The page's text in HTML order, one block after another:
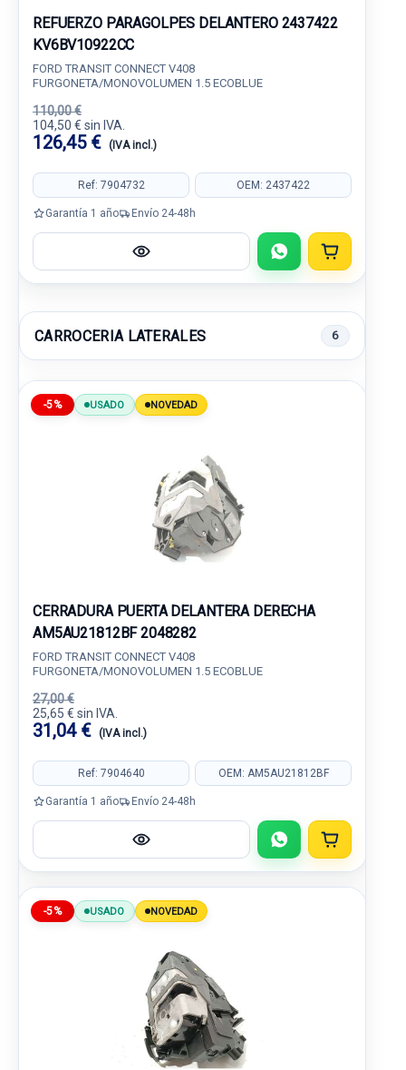
REFUERZO PARAGOLPES DELANTERO 2437422
KV6BV10922CC
FORD TRANSIT CONNECT V408
FURGONETA/MONOVOLUMEN 1.5 ECOBLUE
110,00 €
104,50 € sin IVA.
126,45 € (IVA incl.)
Ref: 7904732 OEM: 2437422
Garantía 1 año Envío 24-48h
CARROCERIA LATERALES 6
-5% USADO NOVEDAD
CERRADURA PUERTA DELANTERA DERECHA
AM5AU21812BF 2048282
FORD TRANSIT CONNECT V408
FURGONETA/MONOVOLUMEN 1.5 ECOBLUE
27,00 €
25,65 € sin IVA.
31,04 € (IVA incl.)
Ref: 7904640 OEM: AM5AU21812BF
Garantía 1 año Envío 24-48h
-5% USADO NOVEDAD